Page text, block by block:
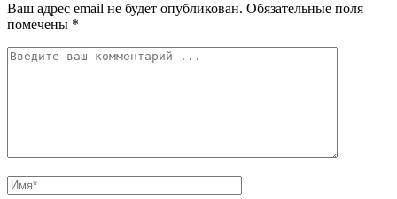
Ваш адрес email не будет опубликован. Обязательные поля
помечены *